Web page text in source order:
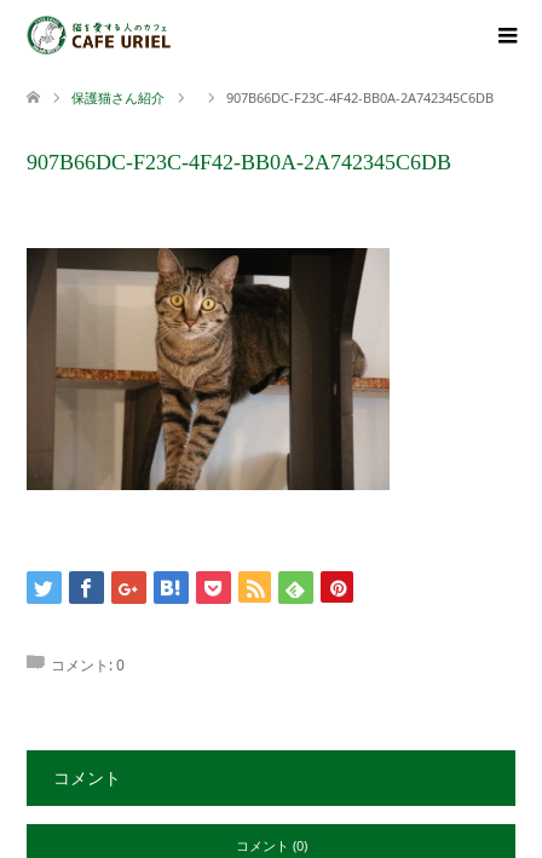
保護猫さん紹介 907B66DC-F23C-4F42-BB0A-2A742345C6DB
907B66DC-F23C-4F42-BB0A-2A742345C6DB
コメント:0
コメント
コメント (0)